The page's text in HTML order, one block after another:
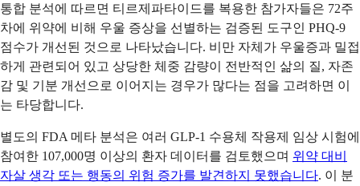
통합 분석에 따르면 티르제파타이드를 복용한 참가자들은 72주
차에 위약에 비해 우울 증상을 선별하는 검증된 도구인 PHQ-9
점수가 개선된 것으로 나타났습니다. 비만 자체가 우울증과 밀접
하게 관련되어 있고 상당한 체중 감량이 전반적인 삶의 질, 자존
감 및 기분 개선으로 이어지는 경우가 많다는 점을 고려하면 이
는 타당합니다.
별도의 FDA 메타 분석은 여러 GLP-1 수용체 작용제 임상 시험에
참여한 107,000명 이상의 환자 데이터를 검토했으며 위약 대비
자살 생각 또는 행동의 위험 증가를 발견하지 못했습니다. 이 분